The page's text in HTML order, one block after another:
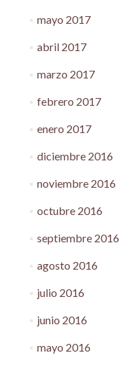
mayo 2017
abril 2017
marzo 2017
febrero 2017
enero 2017
diciembre 2016
noviembre 2016
octubre 2016
septiembre 2016
agosto 2016
julio 2016
junio 2016
mayo 2016